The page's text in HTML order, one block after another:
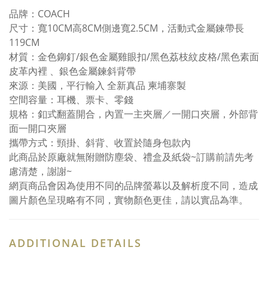
品牌：COACH
尺寸：寬10CM高8CM側邊寬2.5CM，活動式金屬鍊帶長
119CM
材質：金色鉚釘/銀色金屬雞眼扣/黑色荔枝紋皮格/黑色素面
皮革內裡 、銀色金屬鍊斜背帶
來源：美國，平行輸入 全新真品 柬埔寨製
空間容量：耳機、票卡、零錢
規格：釦式翻蓋開合，內置一主夾層／一開口夾層，外部背
面一開口夾層
攜帶方式：頸掛、斜背、收置於隨身包款內
此商品於原廠就無附贈防塵袋、禮盒及紙袋~訂購前請先考
慮清楚，謝謝~
網頁商品會因為使用不同的品牌螢幕以及解析度不同，造成
圖片顏色呈現略有不同，實物顏色更佳，請以實品為準。
ADDITIONAL DETAILS